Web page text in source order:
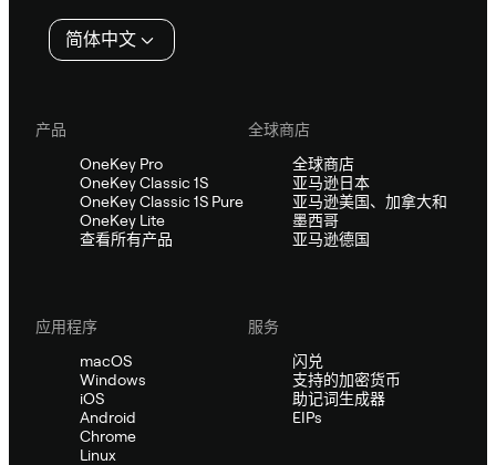
简体中文
产品
OneKey Pro
OneKey Classic 1S
OneKey Classic 1S Pure
OneKey Lite
查看所有产品
全球商店
全球商店
亚马逊日本
亚马逊美国、加拿大和
墨西哥
亚马逊德国
应用程序
macOS
Windows
iOS
Android
Chrome
Linux
服务
闪兑
支持的加密货币
助记词生成器
EIPs